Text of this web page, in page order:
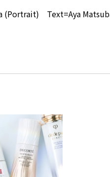
(Portrait) Text=Aya